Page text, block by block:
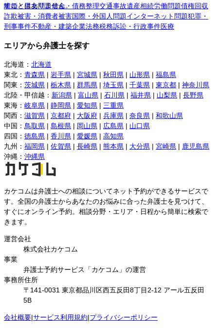
すことはありません。
離婚・男女問題借金・債務整理交通事故遺産相続労働問題債権回収
詐欺被害・消費者被害国際・外国人問題インターネット問題犯罪・
刑事事件不動産・建築企業法務税務訴訟・行政事件医療
エリアから弁護士を探す
北海道 ： 北海道
東北 ： 青森県 | 岩手県 | 宮城県 | 秋田県 | 山形県 | 福島県
関東 ： 茨城県 | 栃木県 | 群馬県 | 埼玉県 | 千葉県 | 東京都 | 神奈川県
北陸・甲信越 ： 新潟県 | 富山県 | 石川県 | 福井県 | 山梨県 | 長野県
東海 ： 岐阜県 | 静岡県 | 愛知県 | 三重県
関西 ： 滋賀県 | 京都府 | 大阪府 | 兵庫県 | 奈良県 | 和歌山県
中国 ： 鳥取県 | 島根県 | 岡山県 | 広島県 | 山口県
四国 ： 徳島県 | 香川県 | 愛媛県 | 高知県
九州 ： 福岡県 | 佐賀県 | 長崎県 | 熊本県 | 大分県 | 宮崎県 | 鹿児島県
沖縄 ： 沖縄県
カケコムは弁護士への相談についてネット予約ができるサービスで
す。全国の弁護士からあなたのお悩みに合った弁護士を見つけて、
すぐにオンライン予約。相談分野・エリア・日程から簡単に検索で
きます。
運営会社
株式会社カケコム
事業
弁護士予約サービス「カケコム」の運営
事務所住所
〒141-0031 東京都品川区西五反田8丁目2-12 アール五反田
5B
会社概要|サービス利用規約|プライバシーポリシー